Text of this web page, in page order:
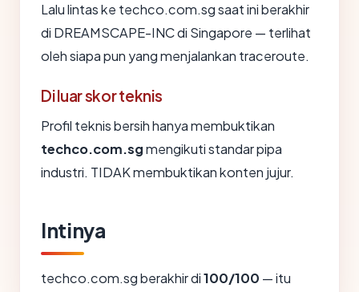
Lalu lintas ke techco.com.sg saat ini berakhir
di DREAMSCAPE-INC di Singapore — terlihat
oleh siapa pun yang menjalankan traceroute.
Di luar skor teknis
Profil teknis bersih hanya membuktikan
techco.com.sgmengikuti standar pipa
industri. TIDAK membuktikan konten jujur.
Intinya
techco.com.sg berakhir di100/100 — itu